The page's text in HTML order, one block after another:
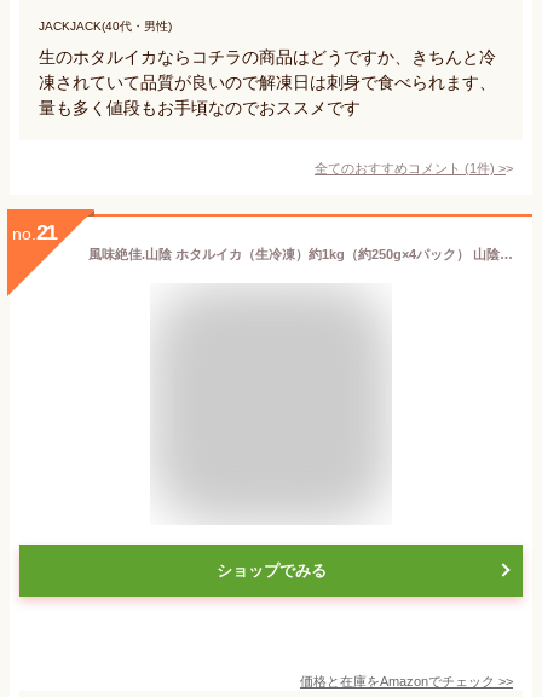
JACKJACK(40代・男性)
生のホタルイカならコチラの商品はどうですか、きちんと冷
凍されていて品質が良いので解凍日は刺身で食べられます、
量も多く値段もお手頃なのでおススメです
全てのおすすめコメント (1件) >
no. 21
風味絶佳.山陰 ホタルイカ（生冷凍）約1kg（約250g×4パック） 山陰沖産 ほたるいか
ショップでみる
価格と在庫をAmazonでチェック >>